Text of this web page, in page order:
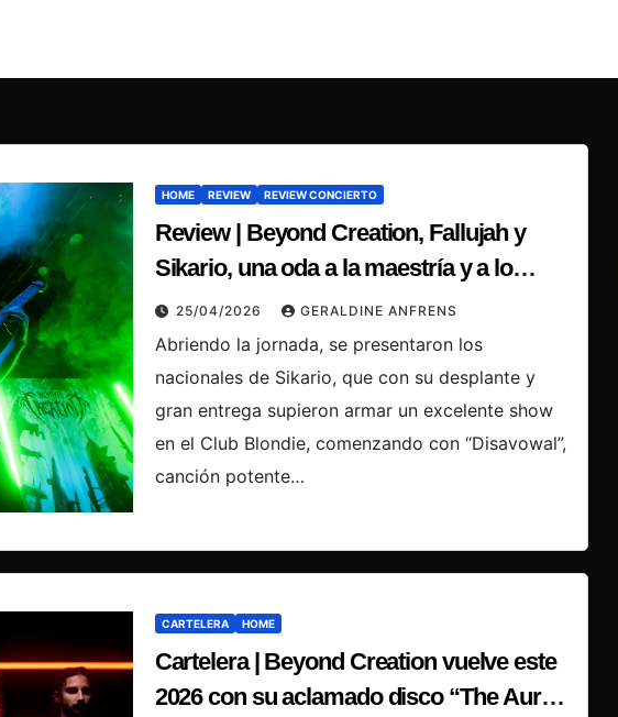
HOME REVIEW REVIEW CONCIERTO
Review | Beyond Creation, Fallujah y
Sikario, una oda a la maestría y a lo
Intenso.
25/04/2026 GERALDINE ANFRENS
Abriendo la jornada, se presentaron los
nacionales de Sikario, que con su desplante y
gran entrega supieron armar un excelente show
en el Club Blondie, comenzando con “Disavowal”,
canción potente…
CARTELERA HOME
Cartelera | Beyond Creation vuelve este
2026 con su aclamado disco “The Aura”,